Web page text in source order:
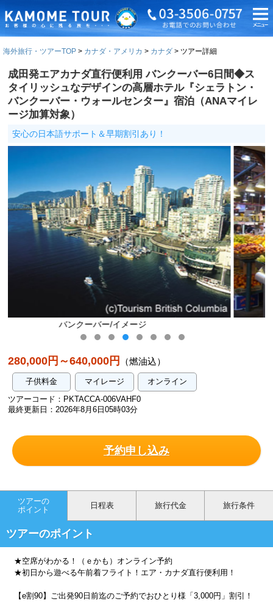
海外旅行・ツアーTOP カナダ・アメリカ カナダ ツアー詳細
成田発エアカナダ直行便利用 バンクーバー6日間◆ス
タイリッシュなデザインの高層ホテル『シェラトン・
バンクーバー・ウォールセンター』宿泊（ANAマイレ
ージ加算対象）
安心の日本語サポート＆早期割引あり！
カナダのマーケット/イメージ
280,000円～640,000円 （燃油込）
子供料金 マイレージ
オンライン
ツアーコード：PKTACCA-006VAHF0
最終更新日：2026年8月6日05時03分
予約申し込み
ツアーの
ポイント
日程表 旅行代金 旅行条件
ツアーのポイント
★空席がわかる！（ｅかも）オンライン予約
★初日から遊べる午前着フライト！エア・カナダ直行便利用！
【e割90】ご出発90日前迄のご予約でおひとり様「3,000円」割引！